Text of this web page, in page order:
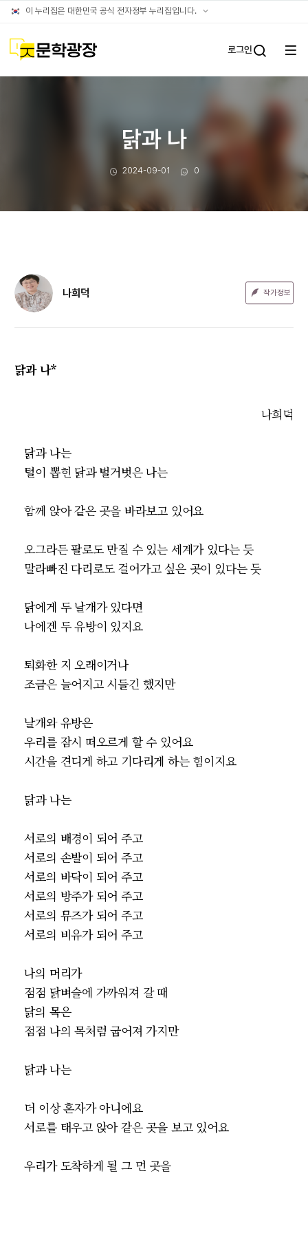
이 누리집은 대한민국 공식 전자정부 누리집입니다. 공식
문학광장 로그인
전체
닭과 나
작성일
2024-09-01 댓글수
0
나희덕
닭과 나*
나희덕
닭과 나는
털이 뽑힌 닭과 벌거벗은 나는
함께 앉아 같은 곳을 바라보고 있어요
오그라든 팔로도 만질 수 있는 세계가 있다는 듯
말라빠진 다리로도 걸어가고 싶은 곳이 있다는 듯
닭에게 두 날개가 있다면
나에겐 두 유방이 있지요
퇴화한 지 오래이거나
조금은 늘어지고 시들긴 했지만
날개와 유방은
우리를 잠시 떠오르게 할 수 있어요
시간을 견디게 하고 기다리게 하는 힘이지요
닭과 나는
서로의 배경이 되어 주고
서로의 손발이 되어 주고
서로의 바닥이 되어 주고
서로의 방주가 되어 주고
서로의 뮤즈가 되어 주고
서로의 비유가 되어 주고
나의 머리가
점점 닭벼슬에 가까워져 갈 때
닭의 목은
점점 나의 목처럼 굽어져 가지만
닭과 나는
더 이상 혼자가 아니에요
서로를 태우고 앉아 같은 곳을 보고 있어요
우리가 도착하게 될 그 먼 곳을